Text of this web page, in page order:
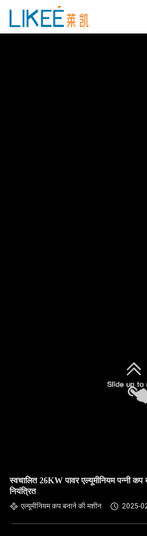
स्वचालित 26KW पावर एल्यूमीनियम पन्नी
नियंत्रित
एल्यूमीनियम कप बनाने की मशीन 2025-